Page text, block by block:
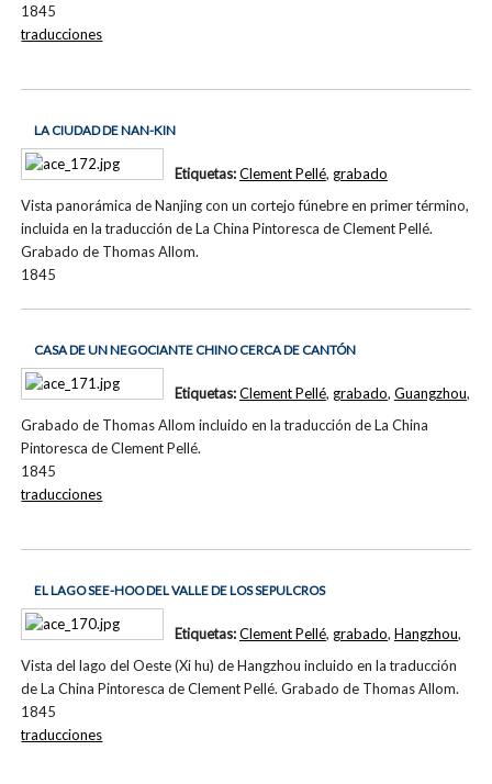
1845
traducciones
LA CIUDAD DE NAN-KIN
Vista panorámica de Nanjing con un cortejo fúnebre en primer término,
incluida en la traducción de La China Pintoresca de Clement Pellé.
Grabado de Thomas Allom.
1845
Etiquetas:Clement Pellé, grabado
CASA DE UN NEGOCIANTE CHINO CERCA DE CANTÓN
Grabado de Thomas Allom incluido en la traducción de La China
Pintoresca de Clement Pellé.
1845
Etiquetas:Clement Pellé, grabado, Guangzhou,
traducciones
EL LAGO SEE-HOO DEL VALLE DE LOS SEPULCROS
Vista del lago del Oeste (Xi hu) de Hangzhou incluido en la traducción
de La China Pintoresca de Clement Pellé. Grabado de Thomas Allom.
1845
Etiquetas:Clement Pellé, grabado, Hangzhou,
traducciones